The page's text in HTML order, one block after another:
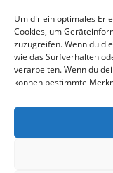
Um dir ein optimales
Cookies, um
zuzugreifen. Wenn du
wie das Surfverhalten
verarbeiten. Wenn du
können bestimmte
23
24
30
31
« Apr.
Juni »
ARCHIV